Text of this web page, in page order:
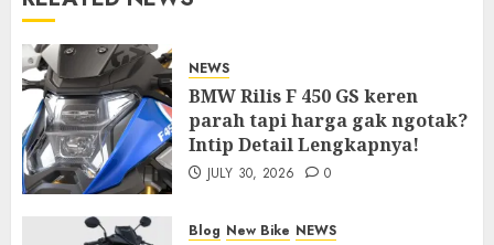
NEWS
BMW Rilis F 450 GS keren
parah tapi harga gak ngotak?
Intip Detail Lengkapnya!
JULY 30, 2026 0
Blog New Bike NEWS